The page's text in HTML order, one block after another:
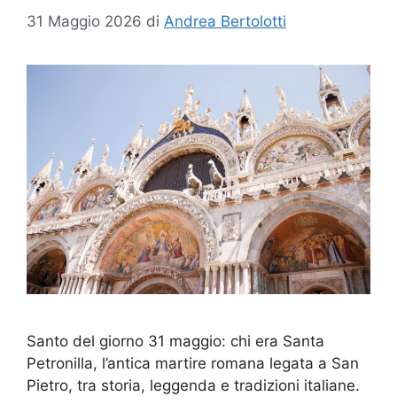
31 Maggio 2026 di Andrea Bertolotti
Santo del giorno 31 maggio: chi era Santa
Petronilla, l’antica martire romana legata a San
Pietro, tra storia, leggenda e tradizioni italiane.